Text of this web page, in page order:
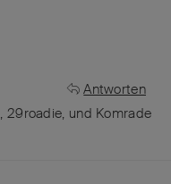
Antworten
, 29roadie, und Komrade